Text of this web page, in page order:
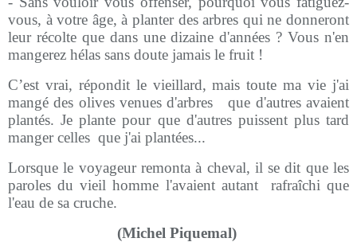
vous, à votre âge, à planter des arbres qui ne donneront
leur récolte que dans une dizaine d'années ? Vous n'en
mangerez hélas sans doute jamais le fruit !
C’est vrai, répondit le vieillard, mais toute ma vie j'ai
mangé des olives venues d'arbres
que d'autres avaient
plantés. Je plante pour que d'autres puissent plus tard
manger celles que j'ai plantées...
Lorsque le voyageur remonta à cheval, il se dit que les
paroles du vieil homme l'avaient autant
rafraîchi que
l'eau de sa cruche.
(Michel Piquemal)